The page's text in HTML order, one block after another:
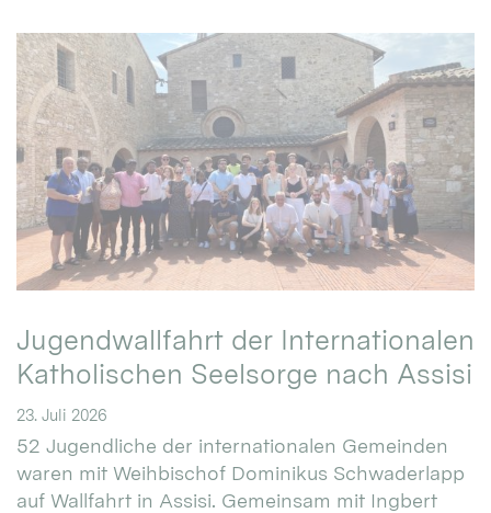
Jugendwallfahrt der Internationalen
Katholischen Seelsorge nach Assisi
23. Juli 2026
52 Jugendliche der internationalen Gemeinden
waren mit Weihbischof Dominikus Schwaderlapp
auf Wallfahrt in Assisi. Gemeinsam mit Ingbert